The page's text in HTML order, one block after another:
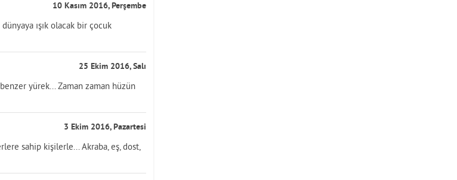
10 Kasım 2016, Perşembe
ışık olacak bir çocuk
25 Ekim 2016, Salı
yürek... Zaman zaman hüzün
3 Ekim 2016, Pazartesi
sahip kişilerle... Akraba, eş, dost,